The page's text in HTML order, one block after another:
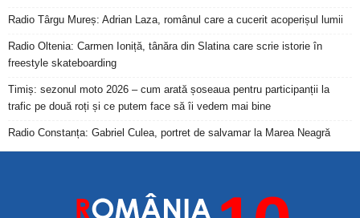
Radio Târgu Mureș: Adrian Laza, românul care a cucerit acoperișul lumii
Radio Oltenia: Carmen Ioniță, tânăra din Slatina care scrie istorie în
freestyle skateboarding
Timiș: sezonul moto 2026 – cum arată șoseaua pentru participanții la
trafic pe două roți și ce putem face să îi vedem mai bine
Radio Constanța: Gabriel Culea, portret de salvamar la Marea Neagră